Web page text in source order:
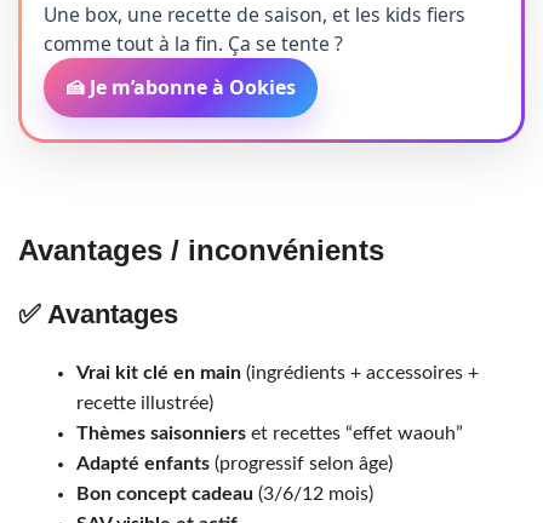
Une box, une recette de saison, et les kids fiers
comme tout à la fin. Ça se tente ?
🍰 Je m’abonne à Ookies
Avantages / inconvénients
✅ Avantages
Vrai kit clé en main (ingrédients + accessoires +
recette illustrée)
Thèmes saisonniers et recettes “effet waouh”
Adapté enfants (progressif selon âge)
Bon concept cadeau (3/6/12 mois)